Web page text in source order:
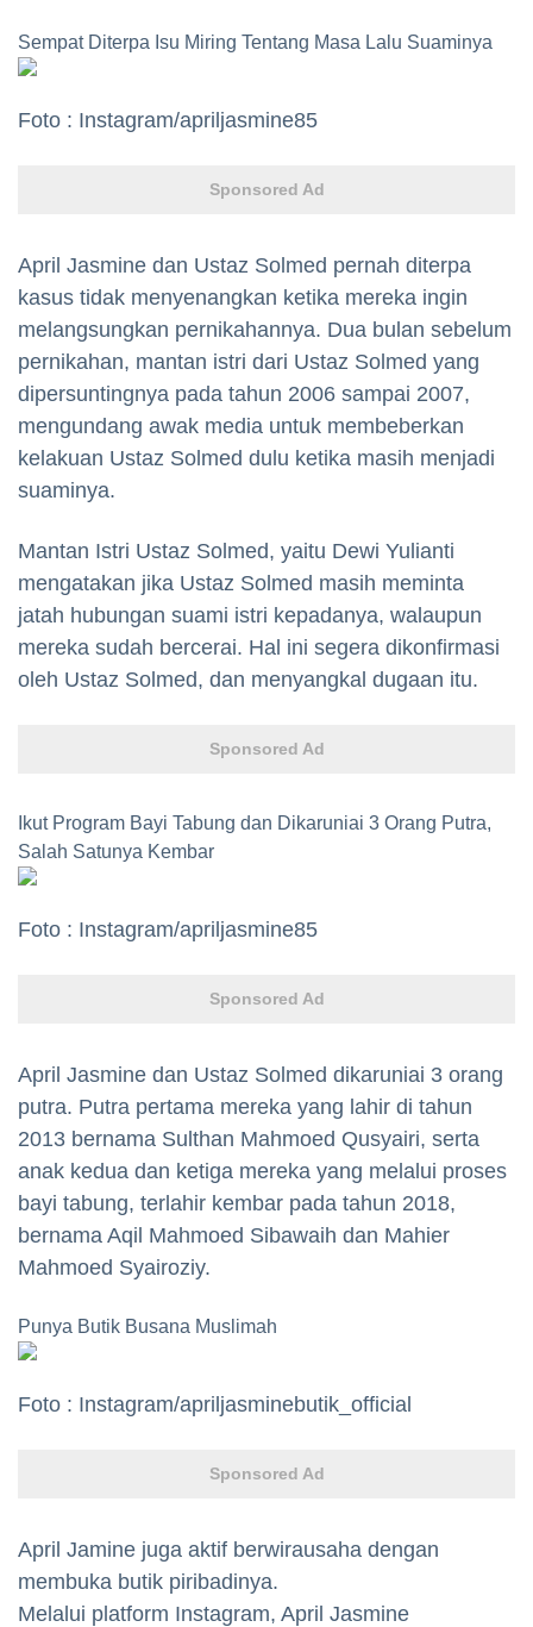
Sempat Diterpa Isu Miring Tentang Masa Lalu Suaminya
Foto : Instagram/apriljasmine85
Sponsored Ad
April Jasmine dan Ustaz Solmed pernah diterpa
kasus tidak menyenangkan ketika mereka ingin
melangsungkan pernikahannya. Dua bulan sebelum
pernikahan, mantan istri dari Ustaz Solmed yang
dipersuntingnya pada tahun 2006 sampai 2007,
mengundang awak media untuk membeberkan
kelakuan Ustaz Solmed dulu ketika masih menjadi
suaminya.
Mantan Istri Ustaz Solmed, yaitu Dewi Yulianti
mengatakan jika Ustaz Solmed masih meminta
jatah hubungan suami istri kepadanya, walaupun
mereka sudah bercerai. Hal ini segera dikonfirmasi
oleh Ustaz Solmed, dan menyangkal dugaan itu.
Sponsored Ad
Ikut Program Bayi Tabung dan Dikaruniai 3 Orang Putra,
Salah Satunya Kembar
Foto : Instagram/apriljasmine85
Sponsored Ad
April Jasmine dan Ustaz Solmed dikaruniai 3 orang
putra. Putra pertama mereka yang lahir di tahun
2013 bernama Sulthan Mahmoed Qusyairi, serta
anak kedua dan ketiga mereka yang melalui proses
bayi tabung, terlahir kembar pada tahun 2018,
bernama Aqil Mahmoed Sibawaih dan Mahier
Mahmoed Syairoziy.
Punya Butik Busana Muslimah
Foto : Instagram/apriljasminebutik_official
Sponsored Ad
April Jamine juga aktif berwirausaha dengan
membuka butik piribadinya.
Melalui platform Instagram, April Jasmine